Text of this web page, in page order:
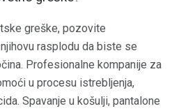
greške, pozovite
rasplodu da biste se
Profesionalne kompanije za
u procesu istrebljenja,
Spavanje u košulji, pantalone